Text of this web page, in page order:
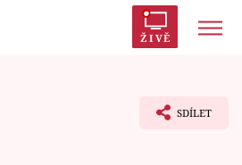
ŽIVĚ
SDÍLET